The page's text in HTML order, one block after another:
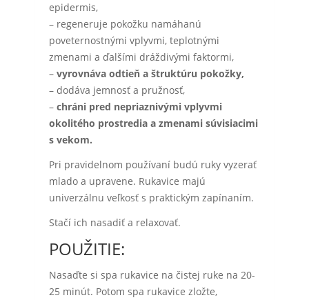
epidermis,
– regeneruje pokožku namáhanú
poveternostnými vplyvmi, teplotnými
zmenami a ďalšími dráždivými faktormi,
– vyrovnáva odtieň a štruktúru pokožky,
– dodáva jemnosť a pružnosť,
– chráni pred nepriaznivými vplyvmi
okolitého prostredia a zmenami súvisiacimi
s vekom.
Pri pravidelnom používaní budú ruky vyzerať
mlado a upravene. Rukavice majú
univerzálnu veľkosť s praktickým zapínaním.
Stačí ich nasadiť a relaxovať.
POUŽITIE:
Nasaďte si spa rukavice na čistej ruke na 20-
25 minút. Potom spa rukavice zložte,